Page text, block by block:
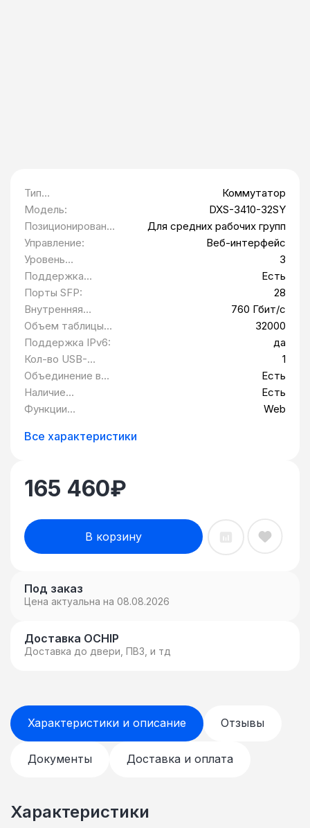
Тип
оборудования:
Коммутатор
Модель:
DXS-3410-32SY
Позиционировани
е:
Для средних рабочих групп
Управление:
Веб-интерфейс
Уровень
коммутатора:
3
Поддержка
коммутации 3-го
уровня:
Есть
Порты SFP:
28
Внутренняя
пропускная
способность:
760 Гбит/с
Объем таблицы
MAC адресов:
32000
Поддержка IPv6:
да
Кол-во USB-
портов:
1
Объединение в
стек:
Есть
Наличие
консольного
порта:
Есть
Функции
Web
Все характеристики
165 460₽
В корзину
Под заказ
Цена актуальна на 08.08.2026
Доставка OCHIP
Доставка до двери, ПВЗ, и тд
Характеристики и описание Отзывы
Документы Доставка и оплата
Характеристики